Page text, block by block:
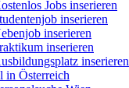
Jobs inserieren
inserieren
inserieren
inserieren
inserieren
in Österreich